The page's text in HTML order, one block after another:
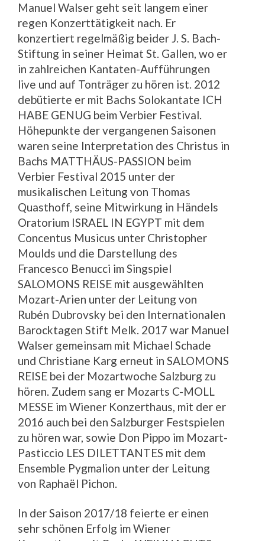
Manuel Walser geht seit langem einer
regen Konzerttätigkeit nach. Er
konzertiert regelmäßig beider J. S. Bach-
Stiftung in seiner Heimat St. Gallen, wo er
in zahlreichen Kantaten-Aufführungen
live und auf Tonträger zu hören ist. 2012
debütierte er mit Bachs Solokantate ICH
HABE GENUG beim Verbier Festival.
Höhepunkte der vergangenen Saisonen
waren seine Interpretation des Christus in
Bachs MATTHÄUS-PASSION beim
Verbier Festival 2015 unter der
musikalischen Leitung von Thomas
Quasthoff, seine Mitwirkung in Händels
Oratorium ISRAEL IN EGYPT mit dem
Concentus Musicus unter Christopher
Moulds und die Darstellung des
Francesco Benucci im Singspiel
SALOMONS REISE mit ausgewählten
Mozart-Arien unter der Leitung von
Rubén Dubrovsky bei den Internationalen
Barocktagen Stift Melk. 2017 war Manuel
Walser gemeinsam mit Michael Schade
und Christiane Karg erneut in SALOMONS
REISE bei der Mozartwoche Salzburg zu
hören. Zudem sang er Mozarts C-MOLL
MESSE im Wiener Konzerthaus, mit der er
2016 auch bei den Salzburger Festspielen
zu hören war, sowie Don Pippo im Mozart-
Pasticcio LES DILETTANTES mit dem
Ensemble Pygmalion unter der Leitung
von Raphaël Pichon.
In der Saison 2017/18 feierte er einen
sehr schönen Erfolg im Wiener